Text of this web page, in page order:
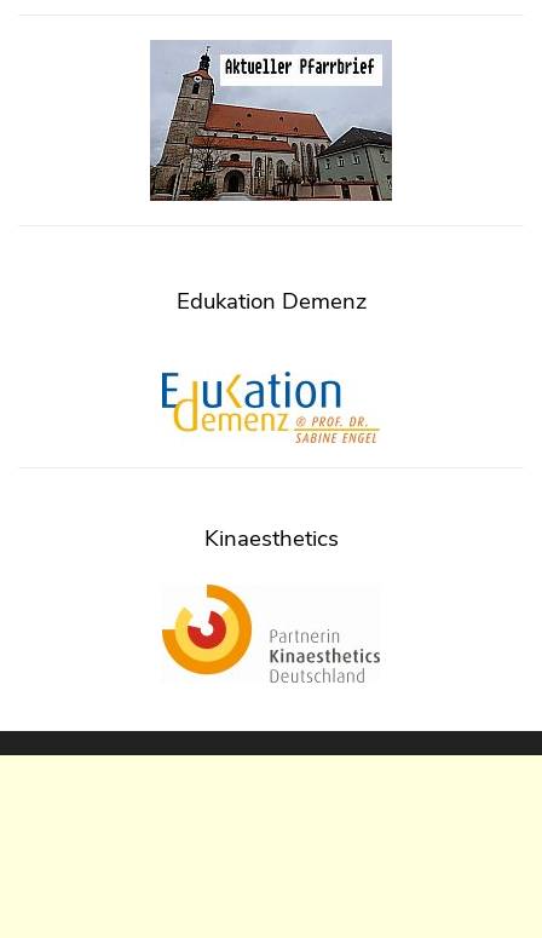
Edukation Demenz
Kinaesthetics